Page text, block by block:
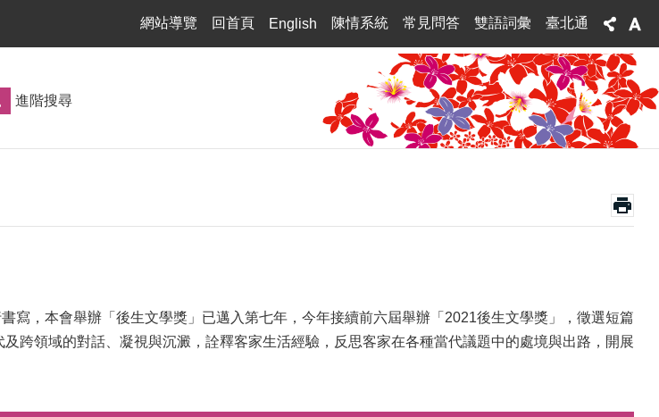
網站導覽 回首頁 English 陳情系統 常見問答 雙語詞彙 臺北通
進階搜尋
寫，本會舉辦「後生文學獎」已邁入第七年，今年接續前六屆舉辦「2021後生文學獎」，徵選短篇
跨領域的對話、凝視與沉澱，詮釋客家生活經驗，反思客家在各種當代議題中的處境與出路，開展